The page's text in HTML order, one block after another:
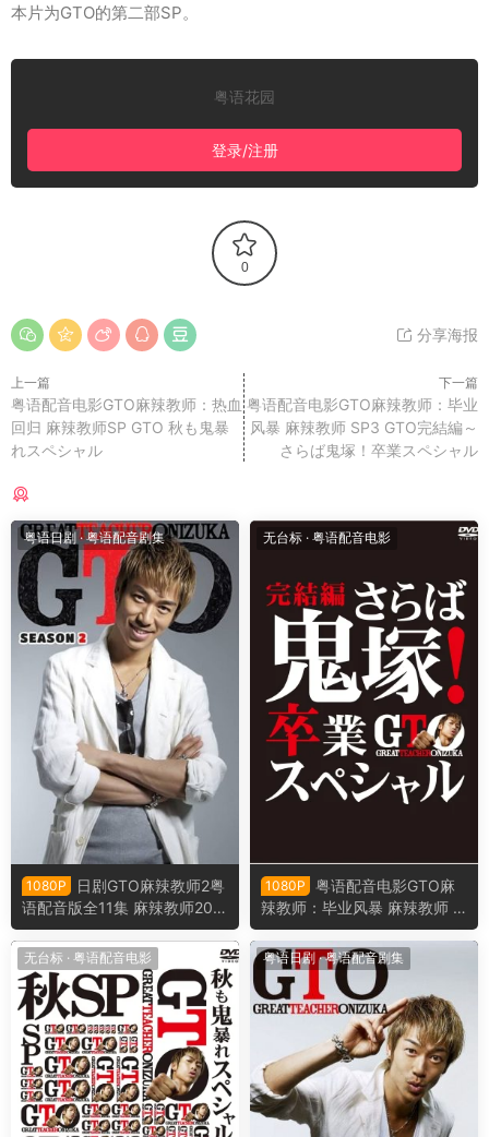
本片为GTO的第二部SP。
粤语花园
登录/注册
0
分享海报
上一篇
粤语配音电影GTO麻辣教师：热血
回归 麻辣教师SP GTO 秋も鬼暴
れスペシャル
下一篇
粤语配音电影GTO麻辣教师：毕业
风暴 麻辣教师 SP3 GTO完結編～
さらば鬼塚！卒業スペシャル
粤语日剧·粤语配音剧集
1080P
日剧GTO麻辣教师2粤
语配音版全11集 麻辣教师201
4粤语版
无台标 · 粤语配音电影
1080P
粤语配音电影GTO麻
辣教师：毕业风暴 麻辣教师 S
P3 GTO完結編～さらば鬼
塚！卒業スペシャル
无台标 · 粤语配音电影 粤语日剧·粤语配音剧集